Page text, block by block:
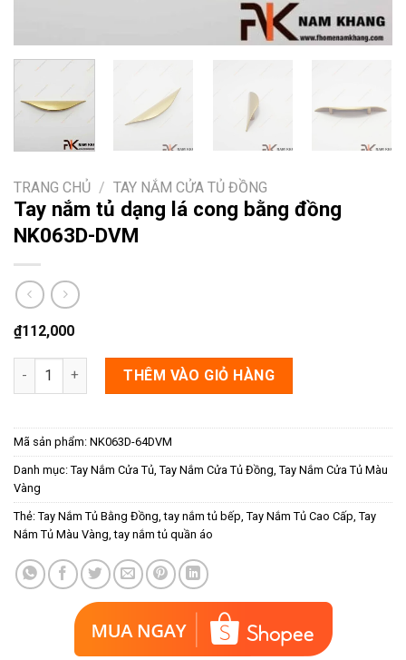
TRANG CHỦ / TAY NẮM CỬA TỦ ĐỒNG
Tay nắm tủ dạng lá cong bằng đồng
NK063D-DVM
₫112,000
Tay nắm tủ dạng lá cong bằng đồng NK063D-DVM số lượng
THÊM VÀO GIỎ HÀNG
Mã sản phẩm: NK063D-64DVM
Danh mục: Tay Nắm Cửa Tủ Tay Nắm Cửa Tủ Đồng Tay Nắm Cửa Tủ Màu
Vàng
Thẻ: Tay Nắm Tủ Bằng Đồng ,tay nắm tủ bếp Tay Nắm Tủ Cao Cấp Tay
Nắm Tủ Màu Vàng ,tay nắm tủ quần áo